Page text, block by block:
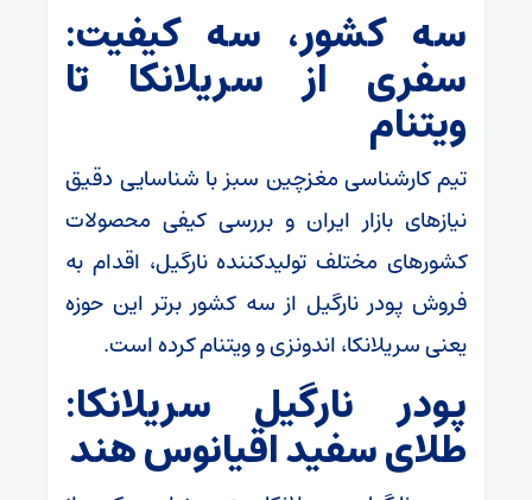
سه کشور، سه کیفیت:
سفری از سریلانکا تا
ویتنام
تیم کارشناسی مغزچین سبز با شناسایی دقیق
نیازهای بازار ایران و بررسی کیفی محصولات
کشورهای مختلف تولیدکننده نارگیل، اقدام به
فروش پودر نارگیل از سه کشور برتر این حوزه
یعنی سریلانکا، اندونزی و ویتنام کرده است.
پودر نارگیل سریلانکا:
طلای سفید اقیانوس هند